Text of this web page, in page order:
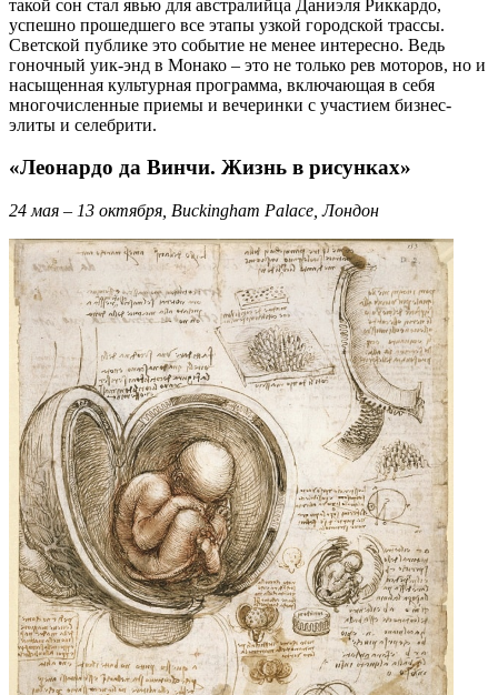
такой сон стал явью для австралийца Даниэля Риккардо,
успешно прошедшего все этапы узкой городской трассы.
Светской публике это событие не менее интересно. Ведь
гоночный уик-энд в Монако – это не только рев моторов, но и
насыщенная культурная программа, включающая в себя
многочисленные приемы и вечеринки с участием бизнес-
элиты и селебрити.
«Леонардо да Винчи. Жизнь в рисунках»
24 мая – 13 октября, Buckingham Palace, Лондон